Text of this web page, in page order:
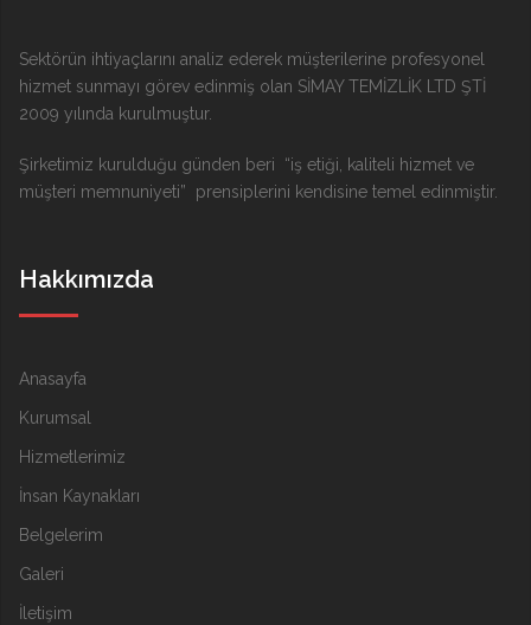
Sektörün ihtiyaçlarını analiz ederek müşterilerine profesyonel
hizmet sunmayı görev edinmiş olan SİMAY TEMİZLİK LTD ŞTİ
2009 yılında kurulmuştur.
Şirketimiz kurulduğu günden beri “iş etiği, kaliteli hizmet ve
müşteri memnuniyeti” prensiplerini kendisine temel edinmiştir.
Hakkımızda
Anasayfa
Kurumsal
Hizmetlerimiz
İnsan Kaynakları
Belgelerim
Galeri
İletişim